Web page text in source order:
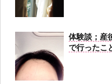
体験談；産
で行ったこ